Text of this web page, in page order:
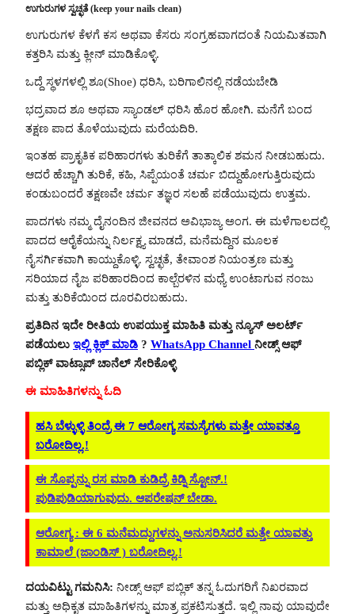
ಉಗುರುಗಳ ಸ್ವಚ್ಛತೆ (keep your nails clean)
ಉಗುರುಗಳ ಕೆಳಗೆ ಕಸ ಅಥವಾ ಕೆಸರು ಸಂಗ್ರಹವಾಗದಂತೆ ನಿಯಮಿತವಾಗಿ
ಕತ್ತರಿಸಿ ಮತ್ತು ಕ್ಲೀನ್‌ ಮಾಡಿಕೊಳ್ಳಿ.
ಒದ್ದೆ ಸ್ಥಳಗಳಲ್ಲಿ ಶೂ(Shoe) ಧರಿಸಿ, ಬರಿಗಾಲಿನಲ್ಲಿ ನಡೆಯಬೇಡಿ
ಭದ್ರವಾದ ಶೂ ಅಥವಾ ಸ್ಯಾಂಡಲ್ ಧರಿಸಿ ಹೊರ ಹೋಗಿ. ಮನೆಗೆ ಬಂದ
ತಕ್ಷಣ ಪಾದ ತೊಳೆಯುವುದು ಮರೆಯದಿರಿ.
ಇಂತಹ ಪ್ರಾಕೃತಿಕ ಪರಿಹಾರಗಳು ತುರಿಕೆಗೆ ತಾತ್ಕಾಲಿಕ ಶಮನ ನೀಡಬಹುದು.
ಆದರೆ ಹೆಚ್ಚಾಗಿ ತುರಿಕೆ, ಕಹಿ, ಸಿಪ್ಪೆಯಂತೆ ಚರ್ಮ ಬಿದ್ದುಹೋಗುತ್ತಿರುವುದು
ಕಂಡುಬಂದರೆ ತಕ್ಷಣವೇ ಚರ್ಮ ತಜ್ಞರ ಸಲಹೆ ಪಡೆಯುವುದು ಉತ್ತಮ.
ಪಾದಗಳು ನಮ್ಮ ದೈನಂದಿನ ಜೀವನದ ಅವಿಭಾಜ್ಯ ಅಂಗ. ಈ ಮಳೆಗಾಲದಲ್ಲಿ
ಪಾದದ ಆರೈಕೆಯನ್ನು ನಿರ್ಲಕ್ಷ್ಯ ಮಾಡದೆ, ಮನೆಮದ್ದಿನ ಮೂಲಕ
ನೈಸರ್ಗಿಕವಾಗಿ ಕಾಯ್ದುಕೊಳ್ಳಿ. ಸ್ವಚ್ಛತೆ, ತೇವಾಂಶ ನಿಯಂತ್ರಣ ಮತ್ತು
ಸರಿಯಾದ ನೈಜ ಪರಿಹಾರದಿಂದ ಕಾಲ್ಬೆರಳಿನ ಮಧ್ಯೆ ಉಂಟಾಗುವ ನಂಜು
ಮತ್ತು ತುರಿಕೆಯಿಂದ ದೂರವಿರಬಹುದು.
ಪ್ರತಿದಿನ ಇದೇ ರೀತಿಯ ಉಪಯುಕ್ತ ಮಾಹಿತಿ ಮತ್ತು ನ್ಯೂಸ್ ಅಲರ್ಟ್
ಪಡೆಯಲು ಇಲ್ಲಿ ಕ್ಲಿಕ್ ಮಾಡಿ ? WhatsApp Channel ನೀಡ್ಸ್ ಆಫ್
ಪಬ್ಲಿಕ್ ವಾಟ್ಸಾಪ್ ಚಾನೆಲ್ ಸೇರಿಕೊಳ್ಳಿ
ಈ ಮಾಹಿತಿಗಳನ್ನು ಓದಿ
ಹಸಿ ಬೆಳ್ಳುಳ್ಳಿ ತಿಂದ್ರೆ ಈ 7 ಆರೋಗ್ಯ ಸಮಸ್ಯೆಗಳು ಮತ್ತೇ ಯಾವತ್ತೂ
ಬರೋದಿಲ್ಲ.!
ಈ ಸೊಪ್ಪನ್ನು ರಸ ಮಾಡಿ ಕುಡಿದ್ರೆ ಕಿಡ್ನಿ ಸ್ಟೋನ್.!
ಪುಡಿಪುಡಿಯಾಗುವುದು. ಆಪರೇಷನ್ ಬೇಡಾ.
ಆರೋಗ್ಯ : ಈ 6 ಮನೆಮದ್ದುಗಳನ್ನು ಅನುಸರಿಸಿದರೆ ಮತ್ತೇ ಯಾವತ್ತು
ಕಾಮಾಲೆ (ಜಾಂಡಿಸ್ ) ಬರೋದಿಲ್ಲ.!
ದಯವಿಟ್ಟು ಗಮನಿಸಿ: ನೀಡ್ಸ್ ಆಫ್ ಪಬ್ಲಿಕ್ ತನ್ನ ಓದುಗರಿಗೆ ನಿಖರವಾದ
ಮತ್ತು ಅಧಿಕೃತ ಮಾಹಿತಿಗಳನ್ನು ಮಾತ್ರ ಪ್ರಕಟಿಸುತ್ತದೆ. ಇಲ್ಲಿ ನಾವು ಯಾವುದೇ